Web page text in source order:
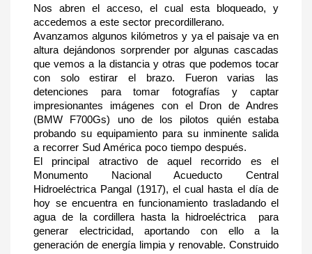
Nos abren el acceso, el cual esta bloqueado, y
accedemos a este sector precordillerano.
Avanzamos algunos kilómetros y ya el paisaje va en
altura dejándonos sorprender por algunas cascadas
que vemos a la distancia y otras que podemos tocar
con solo estirar el brazo. Fueron varias las
detenciones para tomar fotografías y captar
impresionantes imágenes con el Dron de Andres
(BMW F700Gs) uno de los pilotos quién estaba
probando su equipamiento para su inminente salida
a recorrer Sud América poco tiempo después.
El principal atractivo de aquel recorrido es el
Monumento Nacional Acueducto Central
Hidroeléctrica Pangal (1917), el cual hasta el día de
hoy se encuentra en funcionamiento trasladando el
agua de la cordillera hasta la hidroeléctrica  para
generar electricidad, aportando con ello a la
generación de energía limpia y renovable. Construido